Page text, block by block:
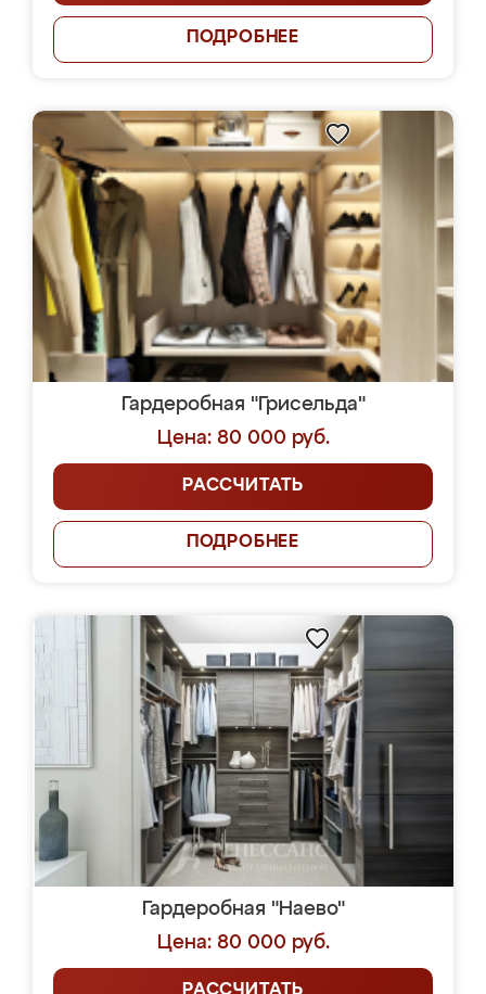
ПОДРОБНЕЕ
Гардеробная "Грисельда"
Цена: 80 000 руб.
РАССЧИТАТЬ
ПОДРОБНЕЕ
Гардеробная "Наево"
Цена: 80 000 руб.